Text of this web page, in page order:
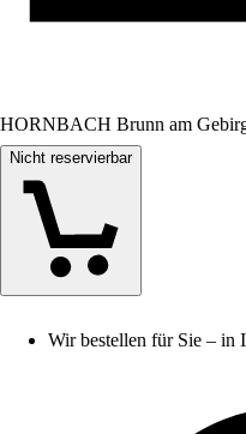
HORNBACH Brunn am
Nicht reservierbar
Wir bestellen für Sie – in